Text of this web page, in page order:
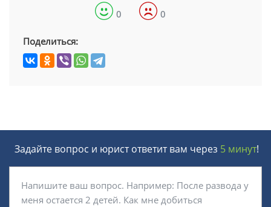
0 0
Поделиться:
Задайте вопрос и юрист ответит вам через 5 минут!